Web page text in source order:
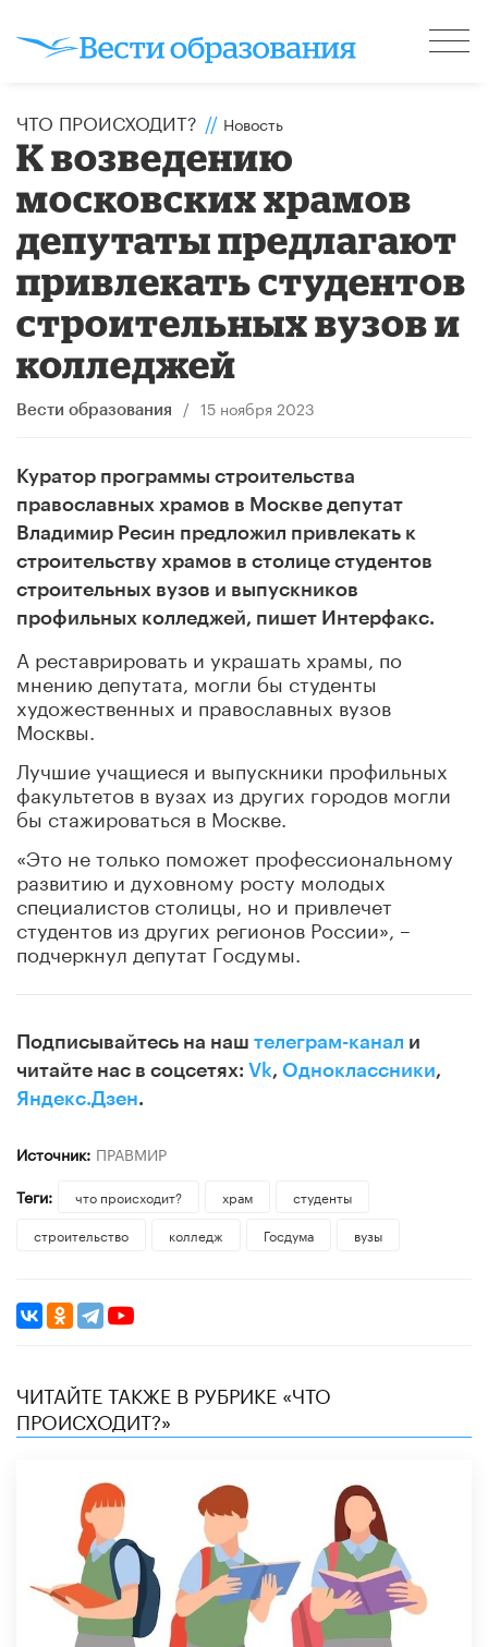
ЧТО ПРОИСХОДИТ? // Новость
К возведению
московских храмов
депутаты предлагают
привлекать студентов
строительных вузов и
колледжей
Вести образования / 15 ноября 2023
Куратор программы строительства
православных храмов в Москве депутат
Владимир Ресин предложил привлекать к
строительству храмов в столице студентов
строительных вузов и выпускников
профильных колледжей, пишет Интерфакс.
А реставрировать и украшать храмы, по
мнению депутата, могли бы студенты
художественных и православных вузов
Москвы.
Лучшие учащиеся и выпускники профильных
факультетов в вузах из других городов могли
бы стажироваться в Москве.
«Это не только поможет профессиональному
развитию и духовному росту молодых
специалистов столицы, но и привлечет
студентов из других регионов России», –
подчеркнул депутат Госдумы.
Подписывайтесь на наш телеграм-канал и
читайте нас в соцсетях: Vk, Одноклассники,
Яндекс.Дзен.
Источник: ПРАВМИР
Теги:
что происходит? храм
студенты
строительство
колледж Госдума вузы
ЧИТАЙТЕ ТАКЖЕ В РУБРИКЕ «ЧТО
ПРОИСХОДИТ?»